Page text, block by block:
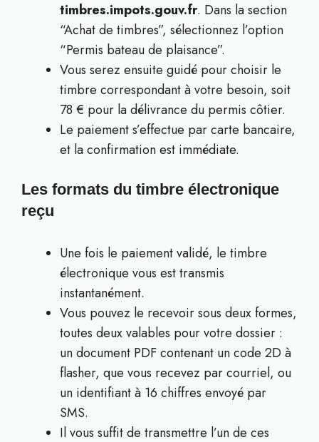
timbres.impots.gouv.fr. Dans la section
“Achat de timbres”, sélectionnez l’option
“Permis bateau de plaisance”.
Vous serez ensuite guidé pour choisir le
timbre correspondant à votre besoin, soit
78 € pour la délivrance du permis côtier.
Le paiement s’effectue par carte bancaire,
et la confirmation est immédiate.
Les formats du timbre électronique
reçu
Une fois le paiement validé, le timbre
électronique vous est transmis
instantanément.
Vous pouvez le recevoir sous deux formes,
toutes deux valables pour votre dossier :
un document PDF contenant un code 2D à
flasher, que vous recevez par courriel, ou
un identifiant à 16 chiffres envoyé par
SMS.
Il vous suffit de transmettre l’un de ces